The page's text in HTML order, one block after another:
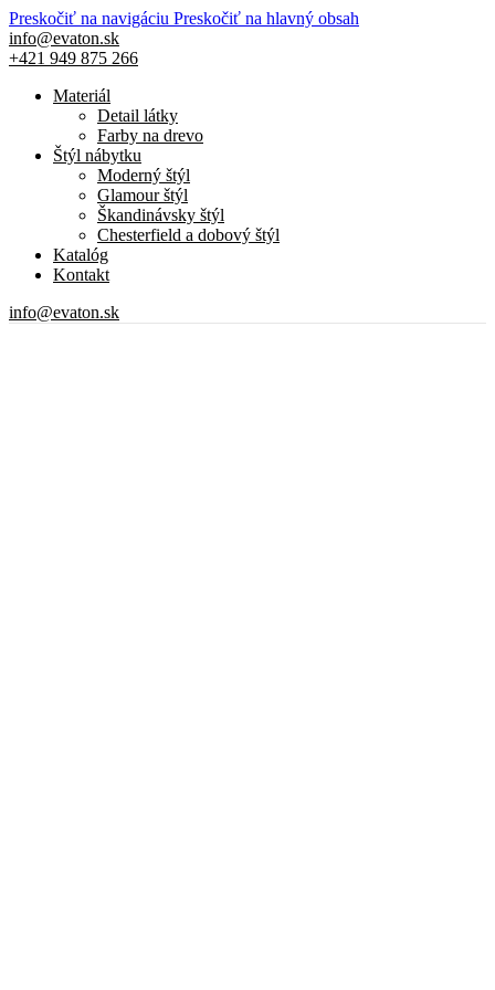
Preskočiť na navigáciu Preskočiť na hlavný obsah
info@evaton.sk
+421 949 875 266
Materiál
Detail látky
Farby na drevo
Štýl nábytku
Moderný štýl
Glamour štýl
Škandinávsky štýl
Chesterfield a dobový štýl
Katalóg
Kontakt
info@evaton.sk